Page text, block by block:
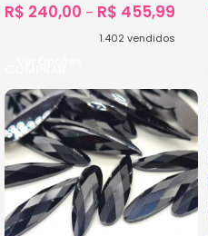
R$ 240,00 – R$ 455,99
1.402 vendidos